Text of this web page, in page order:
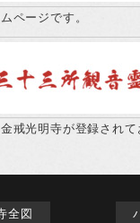
ページです。
戒光明寺が登録されて
全図